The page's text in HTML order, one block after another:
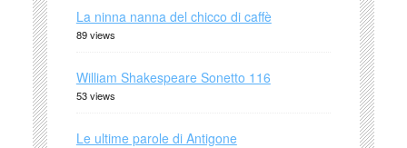
La ninna nanna del chicco di caffè
89 views
William Shakespeare Sonetto 116
53 views
Le ultime parole di Antigone